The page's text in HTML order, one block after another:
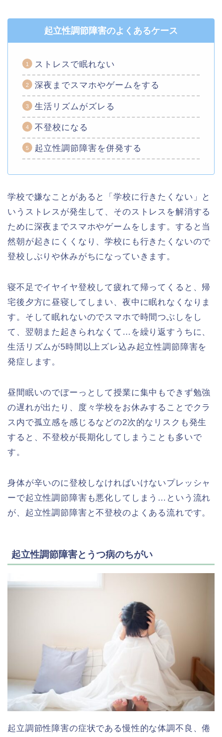
起立性調節障害のよくあるケース
ストレスで眠れない
深夜までスマホやゲームをする
生活リズムがズレる
不登校になる
起立性調節障害を併発する
学校で嫌なことがあると「学校に行きたくない」と
いうストレスが発生して、そのストレスを解消する
ために深夜までスマホやゲームをします。すると当
然朝が起きにくくなり、学校にも行きたくないので
登校しぶりや休みがちになっていきます。
寝不足でイヤイヤ登校して疲れて帰ってくると、帰
宅後夕方に昼寝してしまい、夜中に眠れなくなりま
す。そして眠れないのでスマホで時間つぶしをし
て、翌朝また起きられなくて…を繰り返すうちに、
生活リズムが5時間以上ズレ込み起立性調節障害を
発症します。
昼間眠いのでぼーっとして授業に集中もできず勉強
の遅れが出たり、度々学校をお休みすることでクラ
ス内で孤立感を感じるなどの2次的なリスクも発生
すると、不登校が長期化してしまうことも多いで
す。
身体が辛いのに登校しなければいけないプレッシャ
ーで起立性調節障害も悪化してしまう…という流れ
が、起立性調節障害と不登校のよくある流れです。
起立性調節障害とうつ病のちがい
起立調節性障害の症状である慢性的な体調不良、倦